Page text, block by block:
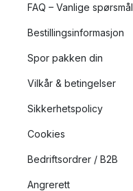
FAQ – Vanlige spørsmål
Bestillingsinformasjon
Spor pakken din
Vilkår & betingelser
Sikkerhetspolicy
Cookies
Bedriftsordrer / B2B
Angrerett